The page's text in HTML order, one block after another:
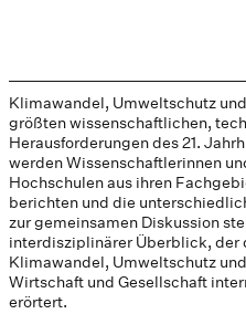
Klimawandel, Umweltschutz
größten wissenschaftlichen,
Herausforderungen des 21.
werden Wissenschaftlerinnen
Hochschulen aus ihren
berichten und die
zur gemeinsamen Diskussion
interdisziplinärer Überblick, der
Klimawandel, Umweltschutz
Wirtschaft und Gesellschaft
erörtert.